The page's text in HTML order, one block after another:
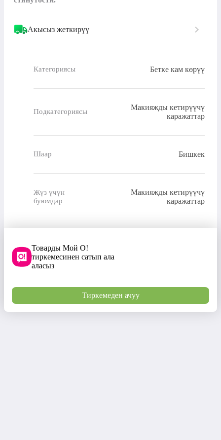
Акысыз жеткирүү
Категориясы Бетке кам көрүү
Подкатегориясы
Макияжды кетирүүчү
каражаттар
Шаар Бишкек
Жүз үчүн
буюмдар
Макияжды кетирүүчү
каражаттар
Товарды Мой О!
тиркемесинен сатып ала
аласыз
Тиркемеден ачуу